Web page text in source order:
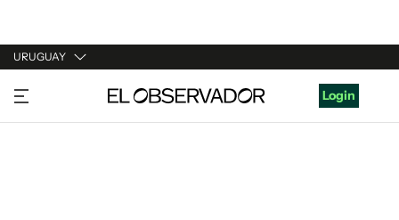
URUGUAY
URUGUAY
ARGENTINA
Login